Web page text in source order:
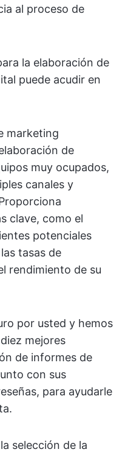
al proceso de
la elaboración de
puede acudir en
marketing
de
muy ocupados,
canales y
clave, como el
potenciales
tasas de
rendimiento de su
por usted y hemos
mejores
de informes de
con sus
para ayudarle
selección de la